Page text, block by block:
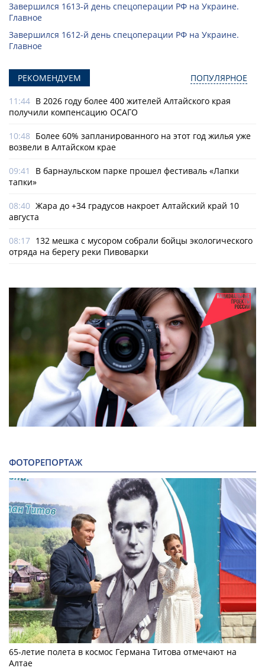
Завершился 1613-й день спецоперации РФ на Украине.
Главное
Завершился 1612-й день спецоперации РФ на Украине.
Главное
РЕКОМЕНДУЕМ ПОПУЛЯРНОЕ
11:44 В 2026 году более 400 жителей Алтайского края
получили компенсацию ОСАГО
10:48 Более 60% запланированного на этот год жилья уже
возвели в Алтайском крае
09:41
В барнаульском парке прошел фестиваль «Лапки
тапки»
08:40 Жара до +34 градусов накроет Алтайский край 10
августа
08:17 132 мешка с мусором собрали бойцы экологического
отряда на берегу реки Пивоварки
ФОТОРЕПОРТАЖ
65-летие полета в космос Германа Титова отмечают на
Алтае